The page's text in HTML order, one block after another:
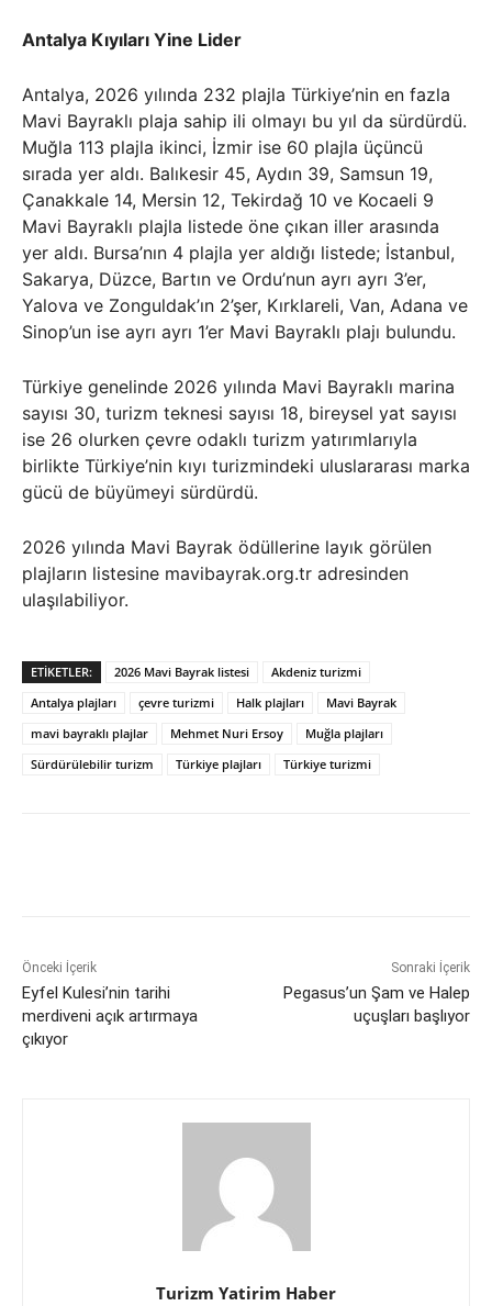
Antalya Kıyıları Yine Lider
Antalya, 2026 yılında 232 plajla Türkiye’nin en fazla
Mavi Bayraklı plaja sahip ili olmayı bu yıl da sürdürdü.
Muğla 113 plajla ikinci, İzmir ise 60 plajla üçüncü
sırada yer aldı. Balıkesir 45, Aydın 39, Samsun 19,
Çanakkale 14, Mersin 12, Tekirdağ 10 ve Kocaeli 9
Mavi Bayraklı plajla listede öne çıkan iller arasında
yer aldı. Bursa’nın 4 plajla yer aldığı listede; İstanbul,
Sakarya, Düzce, Bartın ve Ordu’nun ayrı ayrı 3’er,
Yalova ve Zonguldak’ın 2’şer, Kırklareli, Van, Adana ve
Sinop’un ise ayrı ayrı 1’er Mavi Bayraklı plajı bulundu.
Türkiye genelinde 2026 yılında Mavi Bayraklı marina
sayısı 30, turizm teknesi sayısı 18, bireysel yat sayısı
ise 26 olurken çevre odaklı turizm yatırımlarıyla
birlikte Türkiye’nin kıyı turizmindeki uluslararası marka
gücü de büyümeyi sürdürdü.
2026 yılında Mavi Bayrak ödüllerine layık görülen
plajların listesine mavibayrak.org.tr adresinden
ulaşılabiliyor.
ETIKETLER: 2026 Mavi Bayrak listesi
Akdeniz turizmi
Antalya plajları
çevre turizmi Halk plajları
Mavi Bayrak
mavi bayraklı plajlar
Mehmet Nuri Ersoy
Muğla plajları
Sürdürülebilir turizm
Türkiye plajları Türkiye turizmi
Önceki İçerik
Eyfel Kulesi’nin tarihi
merdiveni açık artırmaya
çıkıyor
Sonraki İçerik
Pegasus’un Şam ve Halep
uçuşları başlıyor
Turizm Yatirim Haber